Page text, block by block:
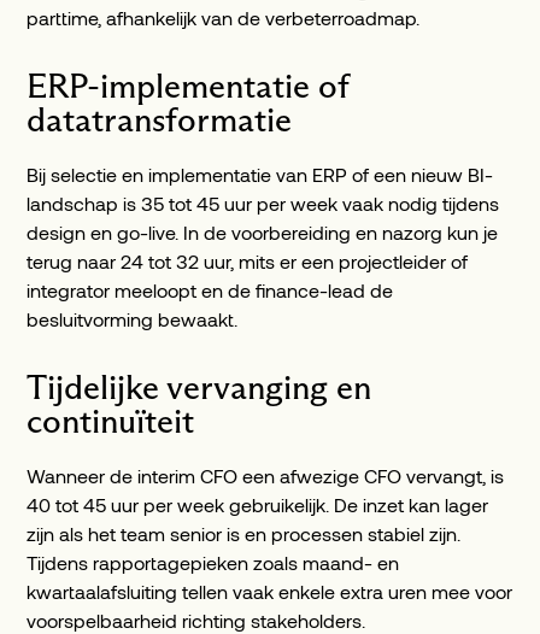
parttime, afhankelijk van de verbeterroadmap.
ERP-implementatie of
datatransformatie
Bij selectie en implementatie van ERP of een nieuw BI-
landschap is 35 tot 45 uur per week vaak nodig tijdens
design en go-live. In de voorbereiding en nazorg kun je
terug naar 24 tot 32 uur, mits er een projectleider of
integrator meeloopt en de finance-lead de
besluitvorming bewaakt.
Tijdelijke vervanging en
continuïteit
Wanneer de interim CFO een afwezige CFO vervangt, is
40 tot 45 uur per week gebruikelijk. De inzet kan lager
zijn als het team senior is en processen stabiel zijn.
Tijdens rapportagepieken zoals maand- en
kwartaalafsluiting tellen vaak enkele extra uren mee voor
voorspelbaarheid richting stakeholders.